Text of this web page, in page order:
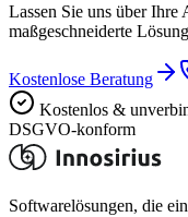
Lassen Sie uns über
maßgeschneiderte
Kostenlose Beratung
Kostenlos &
DSGVO-konform
Softwarelösungen, die